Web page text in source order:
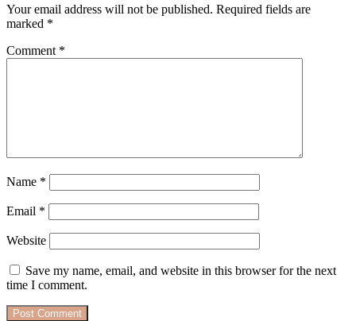
Your email address will not be published. Required fields are
marked *
Comment *
Name *
Email *
Website
Save my name, email, and website in this browser for the next
time I comment.